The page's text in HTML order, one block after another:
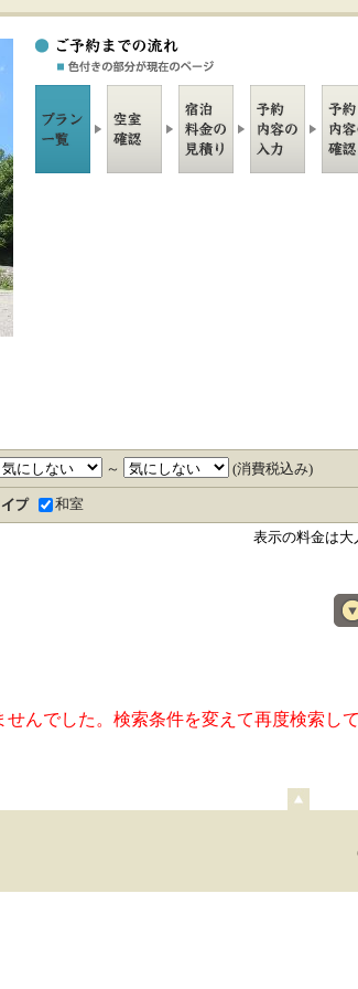
～ (消費税込み)
和室
表示の料金は大
せんでした。検索条件を変えて再度検索し
ペ
へ